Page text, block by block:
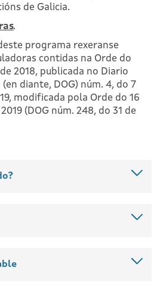
de Galicia.
.
programa rexeranse
contidas na Orde do
2018, publicada no Diario
diante, DOG) núm. 4, do 7
modificada pola Orde do 16
(DOG núm. 248, do 31 de